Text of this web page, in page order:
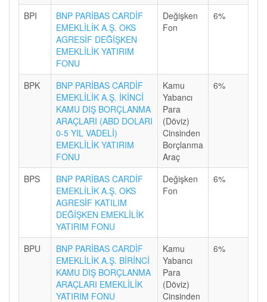
BPI
BNP PARİBAS CARDİF
EMEKLİLİK A.Ş. OKS
AGRESİF DEĞİŞKEN
EMEKLİLİK YATIRIM
FONU
Değişken
Fon
6%
BPK
BNP PARİBAS CARDİF
EMEKLİLİK A.Ş. İKİNCİ
KAMU DIŞ BORÇLANMA
ARAÇLARI (ABD DOLARI
0-5 YIL VADELİ)
EMEKLİLİK YATIRIM
FONU
Kamu
Yabancı
Para
(Döviz)
Cinsinden
Borçlanma
Araç
6%
BPS
BNP PARİBAS CARDİF
EMEKLİLİK A.Ş. OKS
AGRESİF KATILIM
DEĞİŞKEN EMEKLİLİK
YATIRIM FONU
Değişken
Fon
6%
BPU
BNP PARİBAS CARDİF
EMEKLİLİK A.Ş. BİRİNCİ
KAMU DIŞ BORÇLANMA
ARAÇLARI EMEKLİLİK
YATIRIM FONU
Kamu
Yabancı
Para
(Döviz)
Cinsinden
6%